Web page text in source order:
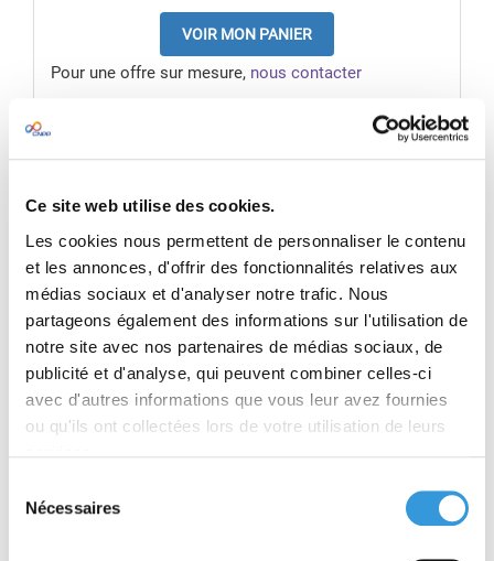
Ce site web utilise des cookies.
Les cookies nous permettent de personnaliser le contenu
et les annonces, d'offrir des fonctionnalités relatives aux
médias sociaux et d'analyser notre trafic. Nous
partageons également des informations sur l'utilisation de
notre site avec nos partenaires de médias sociaux, de
publicité et d'analyse, qui peuvent combiner celles-ci
avec d'autres informations que vous leur avez fournies
ou qu'ils ont collectées lors de votre utilisation de leurs
Nécessaires
VOIR MON PANIER
Pour une offre sur mesure, nous contacter
TABLE DES MATIÈRES
These guidelines apply to the triggering and
control of automatically and manually actuated
fixed fire extinguishing systems. The scope of
application covers control devices that are
operated with:
pneumatic energy, or a combination of these
energies.
Although predominantly aimed at assisting those
involved in the release of fire extinguishing
for the actuation of other fire protection